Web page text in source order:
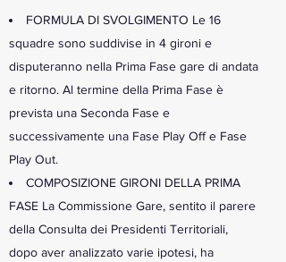
FORMULA DI SVOLGIMENTO Le 16
squadre sono suddivise in 4 gironi e
disputeranno nella Prima Fase gare di andata
e ritorno. Al termine della Prima Fase è
prevista una Seconda Fase e
successivamente una Fase Play Off e Fase
Play Out.
COMPOSIZIONE GIRONI DELLA PRIMA
FASE La Commissione Gare, sentito il parere
della Consulta dei Presidenti Territoriali,
dopo aver analizzato varie ipotesi, ha